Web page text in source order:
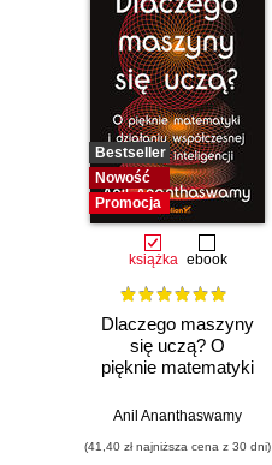
Bestseller
Nowość
Promocja
książka ebook
Dlaczego maszyny
się uczą? O
pięknie matematyki
współczesnej
inteligencji
Anil Ananthaswamy
(41,40 zł najniższa cena z 30 dni)